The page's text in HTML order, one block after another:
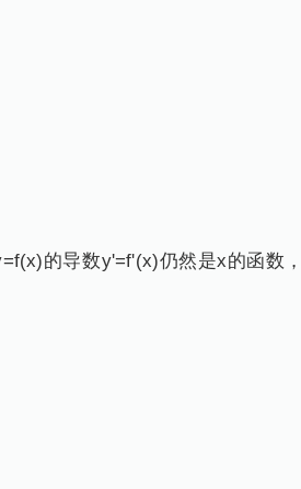
的导数y'=f'(x)仍然是x的函数